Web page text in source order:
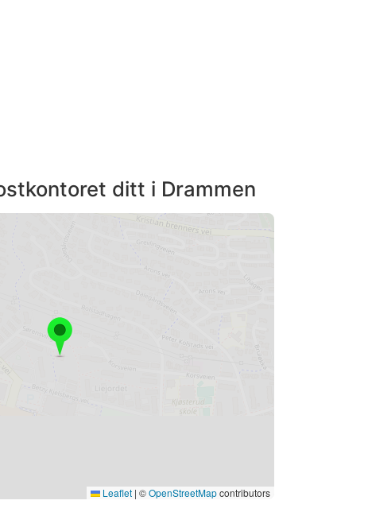
ditt i Drammen
Leaflet | ©OpenStreetMapcontributors